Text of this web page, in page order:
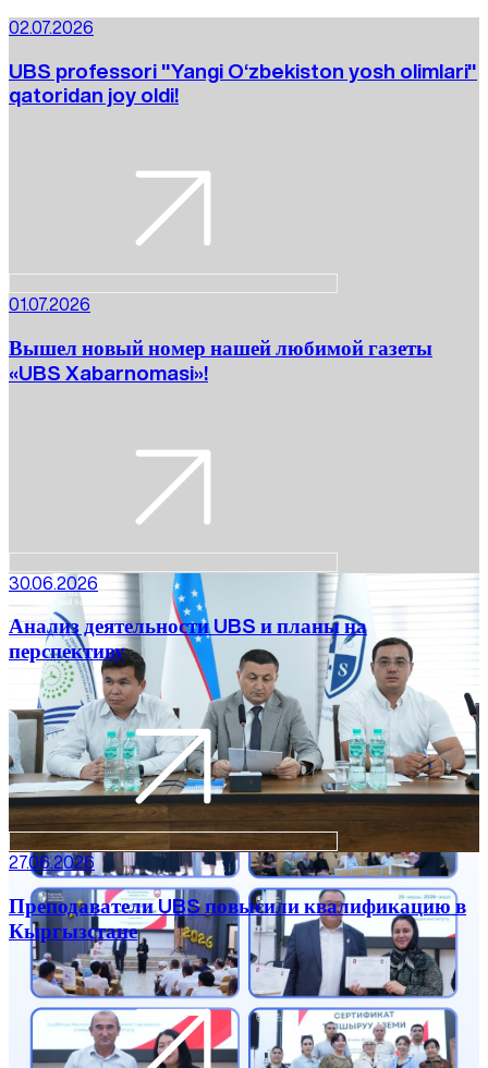
02.07.2026
UBS professori "Yangi O‘zbekiston yosh olimlari"
qatoridan joy oldi!
01.07.2026
Вышел новый номер нашей любимой газеты
«UBS Xabarnomasi»!
30.06.2026
Анализ деятельности UBS и планы на
перспективу
27.06.2026
Преподаватели UBS повысили квалификацию в
Кыргызстане